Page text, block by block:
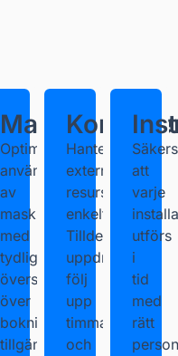
Maskin
Optimera
användningen
av
maskiner
med
tydlig
översikt
över
bokningar,
tillgänglighet
Hantera
externa
resurser
enkelt.
Tilldela
uppdrag,
följ
upp
timmar
och
att
varje
utförs
i
tid
med
rätt